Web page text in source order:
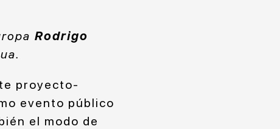
Rodrigo
proyecto-
evento público
el modo de